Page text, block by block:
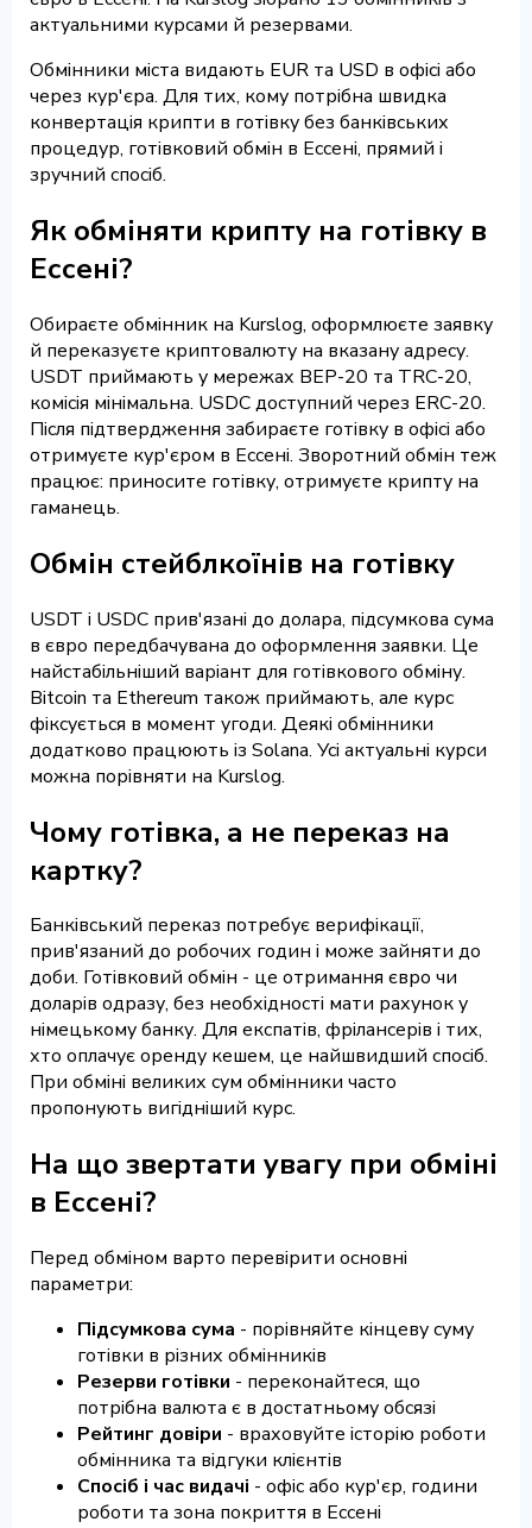
актуальними курсами й резервами.
Обмінники міста видають EUR та USD в офісі або
через кур'єра. Для тих, кому потрібна швидка
конвертація крипти в готівку без банківських
процедур, готівковий обмін в Ессені, прямий і
зручний спосіб.
Як обміняти крипту на готівку в
Ессені?
Обираєте обмінник на Kurslog, оформлюєте заявку
й переказуєте криптовалюту на вказану адресу.
USDT приймають у мережах BEP-20 та TRC-20,
комісія мінімальна. USDC доступний через ERC-20.
Після підтвердження забираєте готівку в офісі або
отримуєте кур'єром в Ессені. Зворотний обмін теж
працює: приносите готівку, отримуєте крипту на
гаманець.
Обмін стейблкоїнів на готівку
USDT і USDC прив'язані до долара, підсумкова сума
в євро передбачувана до оформлення заявки. Це
найстабільніший варіант для готівкового обміну.
Bitcoin та Ethereum також приймають, але курс
фіксується в момент угоди. Деякі обмінники
додатково працюють із Solana. Усі актуальні курси
можна порівняти на Kurslog.
Чому готівка, а не переказ на
картку?
Банківський переказ потребує верифікації,
прив'язаний до робочих годин і може зайняти до
доби. Готівковий обмін - це отримання євро чи
доларів одразу, без необхідності мати рахунок у
німецькому банку. Для експатів, фрілансерів і тих,
хто оплачує оренду кешем, це найшвидший спосіб.
При обміні великих сум обмінники часто
пропонують вигідніший курс.
На що звертати увагу при обміні
в Ессені?
Перед обміном варто перевірити основні
параметри:
Підсумкова сума - порівняйте кінцеву суму
готівки в різних обмінників
Резерви готівки - переконайтеся, що
потрібна валюта є в достатньому обсязі
Рейтинг довіри - враховуйте історію роботи
обмінника та відгуки клієнтів
Спосіб і час видачі - офіс або кур'єр, години
роботи та зона покриття в Ессені